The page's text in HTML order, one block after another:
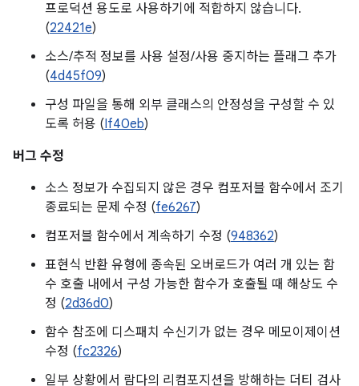
프로덕션 용도로 사용하기에 적합하지 않습니다.
(22421e)
소스/추적 정보를 사용 설정/사용 중지하는 플래그 추가
(4d45f09)
구성 파일을 통해 외부 클래스의 안정성을 구성할 수 있
도록 허용 (If40eb)
버그 수정
소스 정보가 수집되지 않은 경우 컴포저블 함수에서 조기
종료되는 문제 수정 (fe6267)
컴포저블 함수에서 계속하기 수정 (948362)
표현식 반환 유형에 종속된 오버로드가 여러 개 있는 함
수 호출 내에서 구성 가능한 함수가 호출될 때 해상도 수
정 (2d36d0)
함수 참조에 디스패치 수신기가 없는 경우 메모이제이션
수정 (fc2326)
일부 상황에서 람다의 리컴포지션을 방해하는 더티 검사